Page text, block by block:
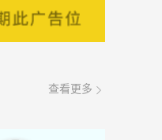
08-08
查看更多